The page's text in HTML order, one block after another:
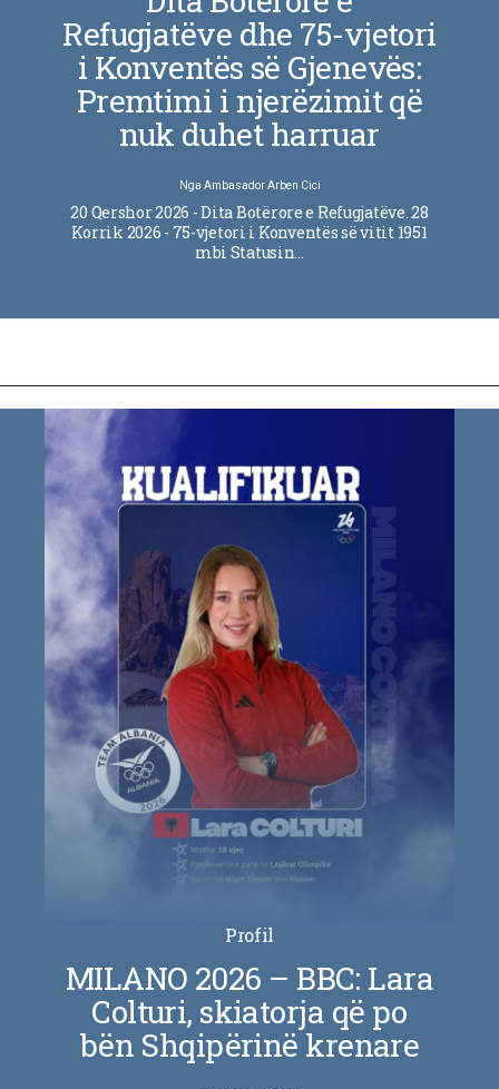
Refugjatëve dhe 75-vjetori
i Konventës së Gjenevës:
Premtimi i njerëzimit që
nuk duhet harruar
Nga Ambasador Arben Cici
20 Qershor 2026 - Dita Botërore e Refugjatëve. 28
Korrik 2026 - 75-vjetori i Konventës së vitit 1951
mbi Statusin…
Profil
MILANO 2026 – BBC: Lara
Colturi, skiatorja që po
bën Shqipërinë krenare